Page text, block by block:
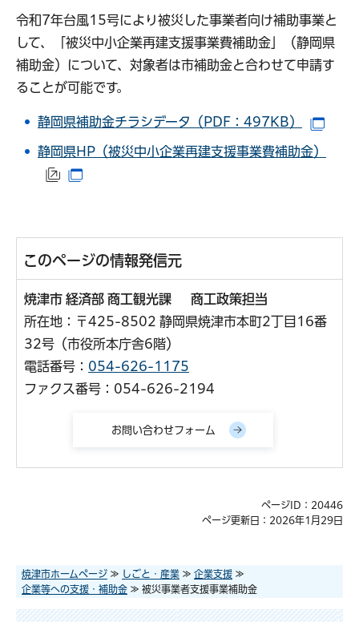
令和7年台風15号により被災した事業者向け補助事業と
して、「被災中小企業再建支援事業費補助金」（静岡県
補助金）について、対象者は市補助金と合わせて申請す
ることが可能です。
静岡県補助金チラシデータ（PDF：497KB）
静岡県HP（被災中小企業再建支援事業費補助金）
（外部サイトへリンク）
このページの情報発信元
焼津市 経済部 商工観光課 商工政策担当
所在地：〒425-8502 静岡県焼津市本町2丁目16番
32号（市役所本庁舎6階）
電話番号： 054-626-1175
ファクス番号：054-626-2194
ページID：20446
ページ更新日：2026年1月29日
焼津市ホームページ ≫ しごと・産業 ≫ 企業支援 ≫
企業等への支援・補助金 ≫ 被災事業者支援事業補助金